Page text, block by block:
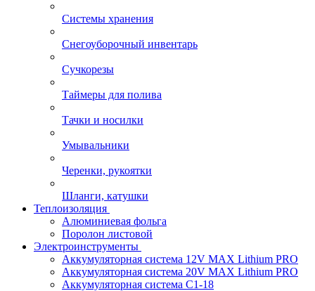
Системы хранения
Снегоуборочный инвентарь
Сучкорезы
Таймеры для полива
Тачки и носилки
Умывальники
Черенки, рукоятки
Шланги, катушки
Теплоизоляция
Алюминиевая фольга
Поролон листовой
Электроинструменты
Аккумуляторная система 12V MAX Lithium PRO
Аккумуляторная система 20V MAX Lithium PRO
Аккумуляторная система С1-18